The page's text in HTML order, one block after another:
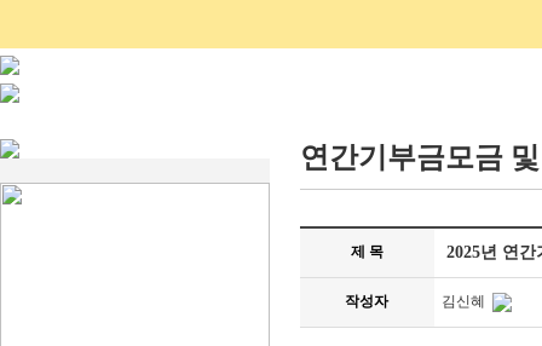
연간기부금모금
제 목 2025년 연
작성자 김신혜